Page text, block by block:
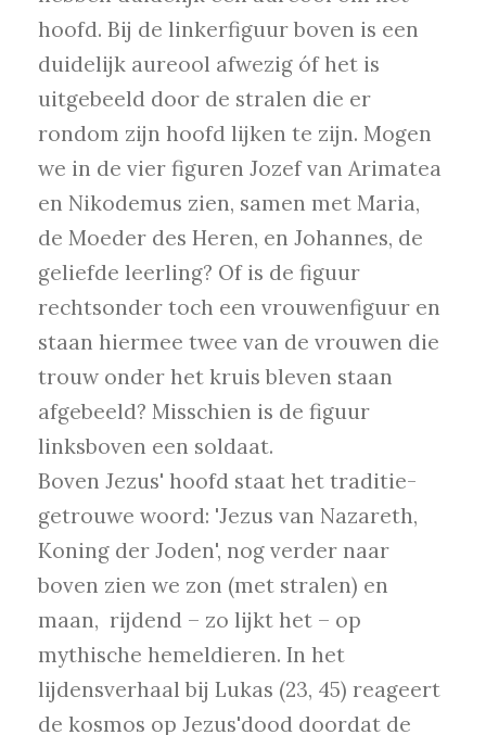
hoofd. Bij de linkerfiguur boven is een
duidelijk aureool afwezig óf het is
uitgebeeld door de stralen die er
rondom zijn hoofd lijken te zijn. Mogen
we in de vier figuren Jozef van Arimatea
en Nikodemus zien, samen met Maria,
de Moeder des Heren, en Johannes, de
geliefde leerling? Of is de figuur
rechtsonder toch een vrouwenfiguur en
staan hiermee twee van de vrouwen die
trouw onder het kruis bleven staan
afgebeeld? Misschien is de figuur
linksboven een soldaat.
Boven Jezus' hoofd staat het traditie-
getrouwe woord: 'Jezus van Nazareth,
Koning der Joden', nog verder naar
boven zien we zon (met stralen) en
maan, rijdend – zo lijkt het – op
mythische hemeldieren. In het
lijdensverhaal bij Lukas (23, 45) reageert
de kosmos op Jezus'dood doordat de